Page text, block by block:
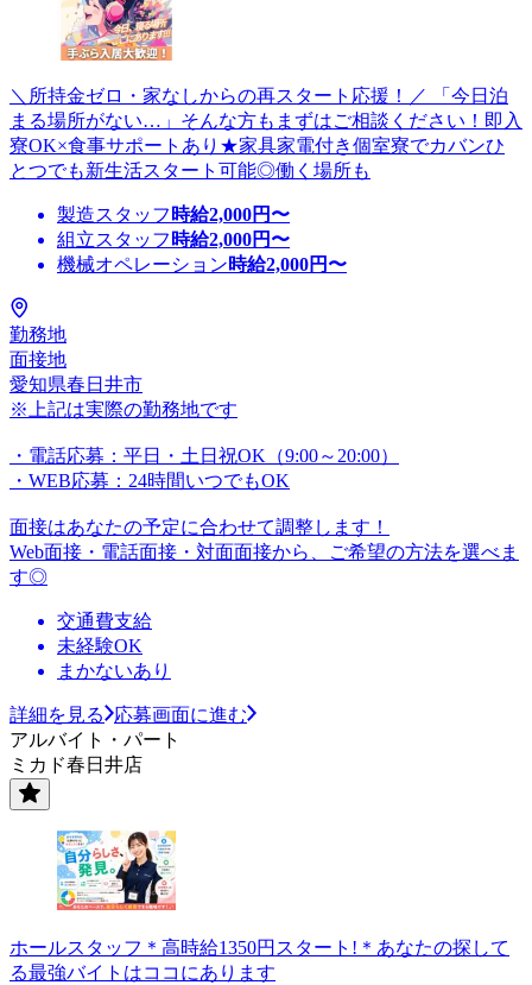
＼所持金ゼロ・家なしからの再スタート応援！／ 「今日泊
まる場所がない…」そんな方もまずはご相談ください！即入
寮OK×食事サポートあり★家具家電付き個室寮でカバンひ
とつでも新生活スタート可能◎働く場所も
製造スタッフ 時給2,000円〜
組立スタッフ 時給2,000円〜
機械オペレーション時給2,000円〜
勤務地
面接地
愛知県春日井市
※上記は実際の勤務地です
・電話応募：平日・土日祝OK（9:00～20:00）
・WEB応募：24時間いつでもOK
面接はあなたの予定に合わせて調整します！
Web面接・電話面接・対面面接から、ご希望の方法を選べま
す◎
交通費支給
未経験OK
まかないあり
詳細を見る
応募画面に進む
アルバイト・パート
ミカド春日井店
ホールスタッフ＊高時給1350円スタート!＊あなたの探して
る最強バイトはココにあります